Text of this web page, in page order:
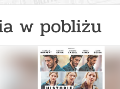
w pobliżu